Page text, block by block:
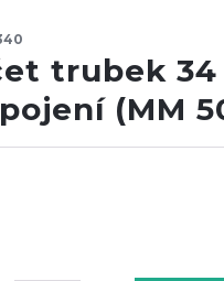
trubek 34
(MM